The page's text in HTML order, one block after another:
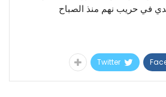
في حريب نهم منذ الصباح
Twitter